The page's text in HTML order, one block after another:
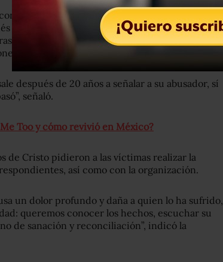
sobre los abusos que cometió en los 80tas
de eso, lo encubrió la legión y lo reubicaron a
y de ahí lo dirigieron a Salamanca, de ahí le
en Salamanca y en donde esté exactamente”.
después de 20 años a señalar a su abusador, sí
señaló.
Too y cómo revivió en México?
de Cristo pidieron a las víctimas realizar la
así como con la organización.
un dolor profundo y daña a quien lo ha sufrido,
queremos conocer los hechos, escuchar su
de sanación y reconciliación”, indicó la